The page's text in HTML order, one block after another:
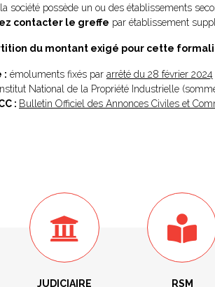
société possède un ou des établissements
contacter le greffe par établissement
du montant exigé pour cette
: émoluments fixés par arrêté du 28 février 2024
Institut National de la Propriété Industrielle
: Bulletin Officiel des Annonces Civiles et
JUDICIAIRE RSM